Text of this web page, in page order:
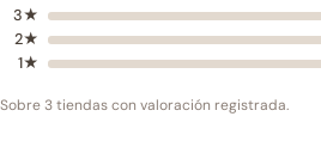
3★
2★
1★
Sobre 3 tiendas con valoración registrada.